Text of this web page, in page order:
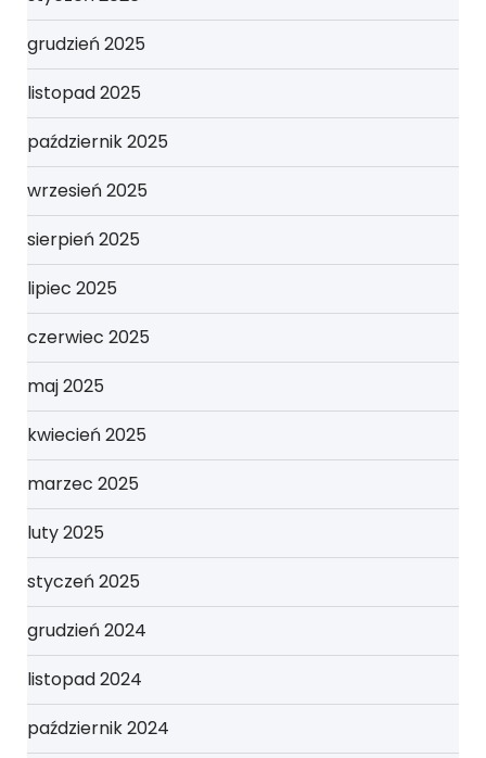
grudzień 2025
listopad 2025
październik 2025
wrzesień 2025
sierpień 2025
lipiec 2025
czerwiec 2025
maj 2025
kwiecień 2025
marzec 2025
luty 2025
styczeń 2025
grudzień 2024
listopad 2024
październik 2024